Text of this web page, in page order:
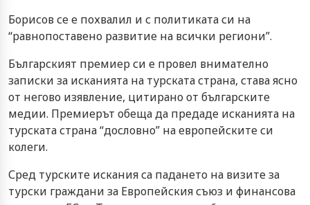
Борисов се е похвалил и с политиката си на
“равнопоставено развитие на всички региони”.
Българският премиер си е провел внимателно
записки за исканията на турската страна, става ясно
от негово изявление, цитирано от българските
медии. Премиерът обеща да предаде исканията на
турската страна “дословно” на европейските си
колеги.
Сред турските искания са падането на визите за
турски граждани за Европейския съюз и финансова